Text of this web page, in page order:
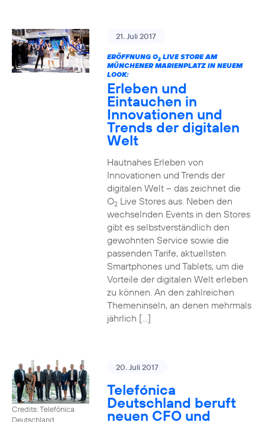
21. Juli 2017
ERÖFFNUNG O2LIVE STORE AM
MÜNCHENER MARIENPLATZ IN NEUEM
LOOK:
Erleben und
Eintauchen in
Innovationen und
Trends der digitalen
Welt
Hautnahes Erleben von
Innovationen und Trends der
digitalen Welt – das zeichnet die
O2Live Stores aus. Neben den
wechselnden Events in den Stores
gibt es selbstverständlich den
gewohnten Service sowie die
passenden Tarife, aktuellsten
Smartphones und Tablets, um die
Vorteile der digitalen Welt erleben
zu können. An den zahlreichen
Themeninseln, an denen mehrmals
jährlich […]
Credits: Telefónica
Deutschland
20. Juli 2017
Telefónica
Deutschland beruft
neuen CFO und